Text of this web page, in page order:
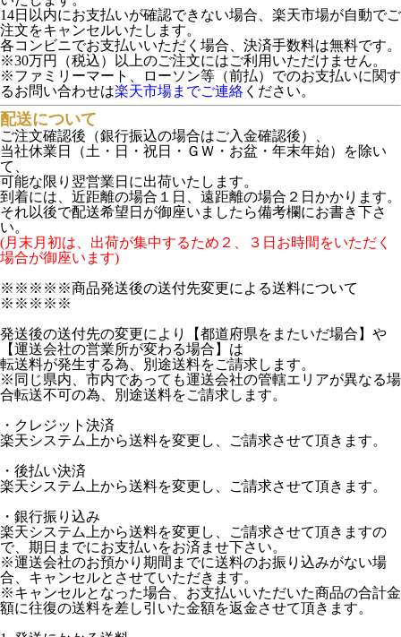
14日以内にお支払いが確認できない場合、楽天市場が自動でご
注文をキャンセルいたします。
各コンビニでお支払いいただく場合、決済手数料は無料です。
※30万円（税込）以上のご注文にはご利用いただけません。
※ファミリーマート、ローソン等（前払）でのお支払いに関す
るお問い合わせは楽天市場までご連絡 ください。
配送について
ご注文確認後（銀行振込の場合はご入金確認後）、
当社休業日（土・日・祝日・ＧＷ・お盆・年末年始）を除い
て、
可能な限り翌営業日に出荷いたします。
到着には、近距離の場合１日、遠距離の場合２日かかります。
それ以後で配送希望日が御座いましたら備考欄にお書き下さ
い。
(月末月初は、出荷が集中するため２、３日お時間をいただく
場合が御座います)
※※※※※商品発送後の送付先変更による送料について
※※※※※
発送後の送付先の変更により【都道府県をまたいだ場合】や
【運送会社の営業所が変わる場合】は
転送料が発生する為、別途送料をご請求します。
※同じ県内、市内であっても運送会社の管轄エリアが異なる場
合転送不可の為、別途送料をご請求します。
・クレジット決済
楽天システム上から送料を変更し、ご請求させて頂きます。
・後払い決済
楽天システム上から送料を変更し、ご請求させて頂きます。
・銀行振り込み
楽天システム上から送料を変更し、ご請求させて頂きますの
で、期日までにお支払いをお済ませ下さい。
※運送会社のお預かり期間までに送料のお振り込みがない場
合、キャンセルとさせていただきます。
※キャンセルとなった場合、お支払いいただいた商品の合計金
額に往復の送料を差し引いた金額を返金させて頂きます。